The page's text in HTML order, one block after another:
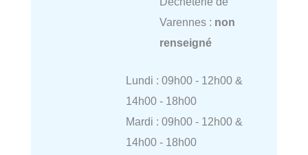
Varennes : non
renseigné
Lundi : 09h00 - 12h00 &
14h00 - 18h00
Mardi : 09h00 - 12h00 &
14h00 - 18h00